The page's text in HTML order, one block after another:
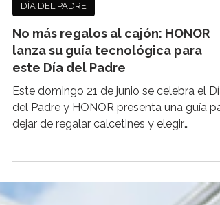
DÍA DEL PADRE
No más regalos al cajón: HONOR
lanza su guía tecnológica para
este Día del Padre
Este domingo 21 de junio se celebra el Día
del Padre y HONOR presenta una guía
tecnología que realmente acompañe su
ritmo. Desde audífonos que traducen
idiomas, hasta el smartphone más